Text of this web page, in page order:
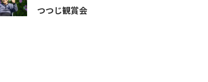
つつじ観賞会